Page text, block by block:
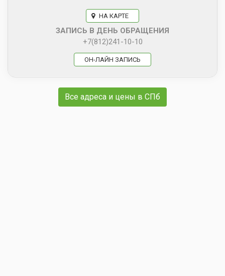
НА КАРТЕ
ЗАПИСЬ В ДЕНЬ ОБРАЩЕНИЯ
+7(812)241-10-10
ОН-ЛАЙН ЗАПИСЬ
Все адреса и цены в СПб